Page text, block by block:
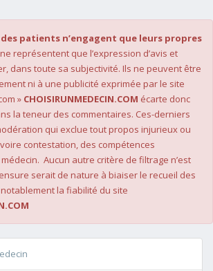
patients n’engagent que leurs propres
représentent que l’expression d’avis et
dans toute sa subjectivité. Ils ne peuvent être
ni à une publicité exprimée par le site
» CHOISIRUNMEDECIN.COM écarte donc
la teneur des commentaires. Ces-derniers
qui exclue tout propos injurieux ou
contestation, des compétences
Aucun autre critère de filtrage n’est
serait de nature à biaiser le recueil des
la fiabilité du site